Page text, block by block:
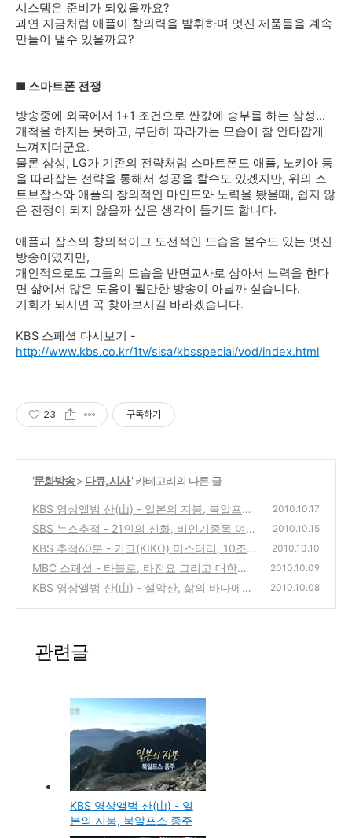
시스템은 준비가 되있을까요?
과연 지금처럼 애플이 창의력을 발휘하며 멋진 제품들을 계속
만들어 낼수 있을까요?
■ 스마트폰 전쟁
방송중에 외국에서 1+1 조건으로 싼값에 승부를 하는 삼성...
개척을 하지는 못하고, 부단히 따라가는 모습이 참 안타깝게
느껴지더군요.
물론 삼성, LG가 기존의 전략처럼 스마트폰도 애플, 노키아 등
을 따라잡는 전략을 통해서 성공을 할수도 있겠지만, 위의 스
트브잡스와 애플의 창의적인 마인드와 노력을 봤을때, 쉽지 않
은 전쟁이 되지 않을까 싶은 생각이 들기도 합니다.
애플과 잡스의 창의적이고 도전적인 모습을 볼수도 있는 멋진
방송이였지만,
개인적으로도 그들의 모습을 반면교사로 삼아서 노력을 한다
면 삶에서 많은 도움이 될만한 방송이 아닐까 싶습니다.
기회가 되시면 꼭 찾아보시길 바라겠습니다.
KBS 스페셜 다시보기 -
http://www.kbs.co.kr/1tv/sisa/kbsspecial/vod/index.html
23 구독하기
'문화방송> 다큐, 시사' 카테고리의 다른 글
KBS 영상앨범 산(山) - 일본의 지붕, 북알프스
종주
(0)
2010.10.17
SBS 뉴스추적 - 21인의 신화, 비인기종목 여자
축구 성공의 조건
(0)
2010.10.15
KBS 추적60분 - 키코(KIKO) 미스터리, 10조
원의 행방은?
(0)
2010.10.10
MBC 스페셜 - 타블로, 타진요 그리고 대한민
국 온라인과 네티즌
2010.10.09
KBS 영상앨범 산(山) - 설악산, 삶의 바다에서
2010.10.08
관련글
KBS 영상앨범 산(山) - 일
본의 지붕, 북알프스 종주